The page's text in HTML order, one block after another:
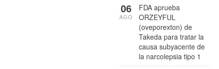
FDA aprueba
ORZEYFUL
(oveporexton) de
Takeda para tratar la
causa subyacente de
la narcolepsia tipo 1
06
AGO